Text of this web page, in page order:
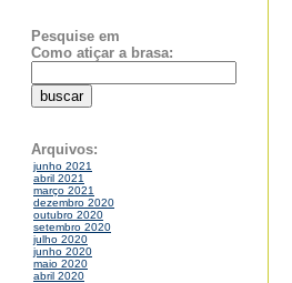
Pesquise em
Como atiçar a brasa:
Arquivos:
junho 2021
abril 2021
março 2021
dezembro 2020
outubro 2020
setembro 2020
julho 2020
junho 2020
maio 2020
abril 2020